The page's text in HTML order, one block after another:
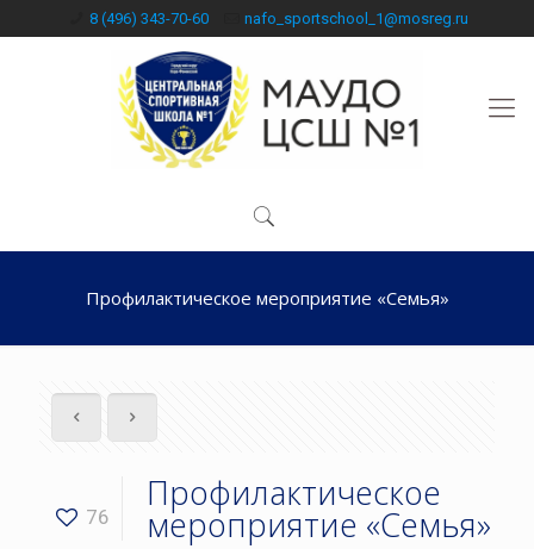
8 (496) 343-70-60 nafo_sportschool_1@mosreg.ru
Профилактическое мероприятие «Семья»
76
Профилактическое
мероприятие «Семья»